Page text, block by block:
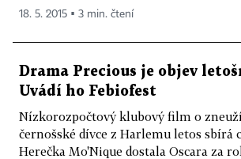
18. 5. 2015 ▪ 3 min. čtení
Drama Precious je objev
Uvádí ho Febiofest
Nízkorozpočtový klubový film o
černošské dívce z Harlemu letos sbírá
Herečka Mo'Nique dostala Oscara za